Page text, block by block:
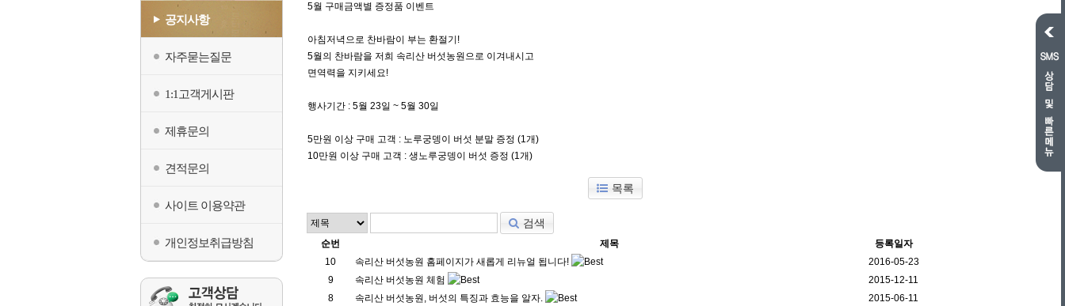
공지사항
자주묻는질문
1:1고객게시판
제휴문의
견적문의
사이트 이용약관
개인정보취급방침
5월 구매금액별 증정품 이벤트
아침저녁으로 찬바람이 부는 환절기!
5월의 찬바람을 저희 속리산 버섯농원으로 이겨내시고
면역력을 지키세요!
행사기간 : 5월 23일 ~ 5월 30일
5만원 이상 구매 고객 : 노루궁뎅이 버섯 분말 증정 (1개)
10만원 이상 구매 고객 : 생노루궁뎅이 버섯 증정 (1개)
목록
검색
순번 제목
등록일자
10
속리산 버섯농원 홈페이지가 새롭게 리뉴얼 됩니다!
2016-05-23
9
속리산 버섯농원 체험
2015-12-11
8
속리산 버섯농원, 버섯의 특징과 효능을 알자. 2015-06-11